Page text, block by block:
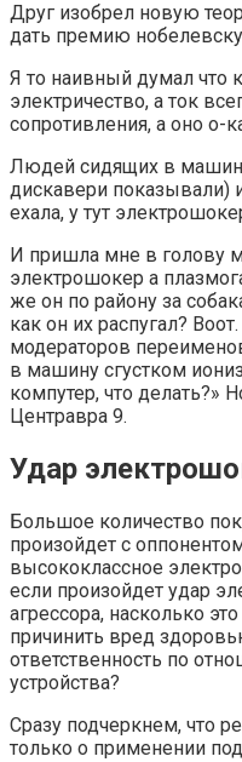
Друг изобрел новую
дать премию
Я то наивный думал что
электричество, а ток
сопротивления, а оно о-
Людей сидящих в
дискавери показывали)
ехала, у тут
И пришла мне в голову
электрошокер а
же он по району за
как он их распугал?
модераторов
в машину сгустком
компутер, что делать?»
Центравра 9.
Удар
Большое количество
произойдет с
высококлассное
если произойдет удар
агрессора, насколько
причинить вред
ответственность по
устройства?
Сразу подчеркнем, что
только о применении